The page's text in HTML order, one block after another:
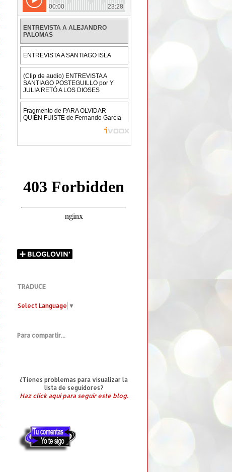
TRADUCE
Select Language ▼
Para compartir...
¿Tienes problemas para visualizar la
lista de seguidores?
Haz click aquí para seguir este blog.